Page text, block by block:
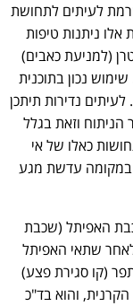
לעיתים לתחושת
אלו ניתנות טיפות
(למניעת כאבים)
נכון בתוכנית
נדירות תיתכן
וזאת בגלל
כאלו של אי
במקומה עדשת מגע
האפיתל (שכבת
שתאי האפיתל
(קו סגירת פצע)
והוא בד"כ